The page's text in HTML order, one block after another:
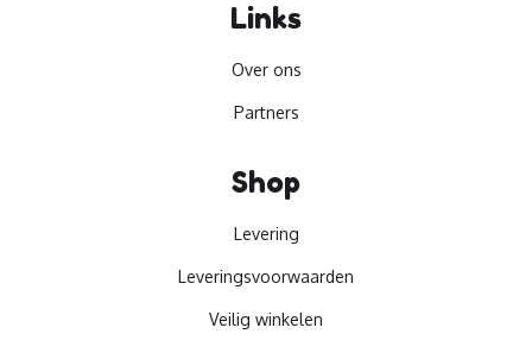
Links
Over ons
Partners
Shop
Levering
Leveringsvoorwaarden
Veilig winkelen